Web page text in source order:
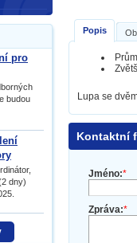
Popis
Lupa se
Kontaktní
Jméno:*
Zpráva:*
pro
budou
dny)